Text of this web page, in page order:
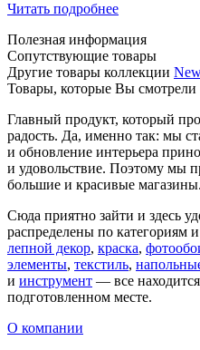
Читать подробнее
Полезная информация
Сопутствующие товары
Другие товары коллекции
Товары, которые Вы смотрели
Главный продукт, который
радость. Да, именно так: мы
и обновление интерьера
и удовольствие. Поэтому мы
большие и красивые магазины.
Сюда приятно зайти и здесь
распределены по категориям
лепной декор, краска,
элементы, текстиль,
и инструмент — все
подготовленном месте.
О компании